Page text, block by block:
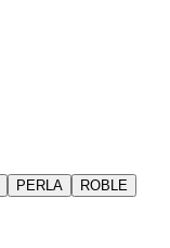
PERLA ROBLE